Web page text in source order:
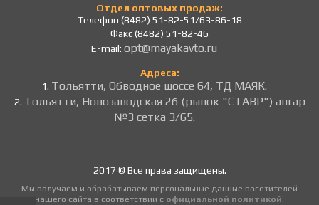
Отдел оптовых продаж:
Телефон (8482) 51-82-51/63-86-18
Факс (8482) 51-82-46
E-mail: opt@mayakavto.ru
Адреса:
1. Тольятти, Обводное шоссе 64, ТД МАЯК.
2. Тольятти, Новозаводская 2б (рынок "СТАВР") ангар
№3 сетка 3/65.
2017 © Все права защищены.
Мы получаем и обрабатываем персональные данные посетителей
нашего сайта в соответствии с официальной политикой.